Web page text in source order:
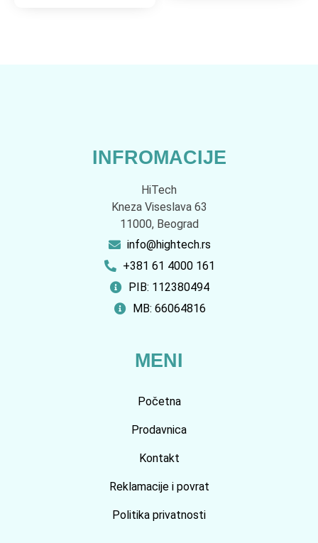
INFROMACIJE
HiTech
Kneza Viseslava 63
11000, Beograd
info@hightech.rs
+381 61 4000 161
PIB: 112380494
MB: 66064816
MENI
Početna
Prodavnica
Kontakt
Reklamacije i povrat
Politika privatnosti